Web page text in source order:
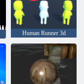
Human Runner 3d